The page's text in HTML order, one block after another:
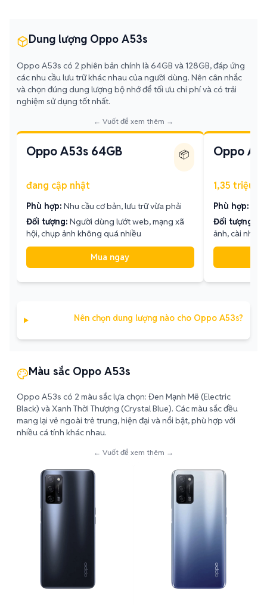
Dung lượng Oppo A53s
Oppo A53s có 2 phiên bản chính là 64GB và 128GB, đáp ứng
các nhu cầu lưu trữ khác nhau của người dùng. Nên cân nhắc
và chọn đúng dung lượng bộ nhớ để tối ưu chi phí và có trải
nghiệm sử dụng tốt nhất.
← Vuốt để xem thêm →
Oppo A53s 64GB 📦
đang cập nhật
Phù hợp: Nhu cầu cơ bản, lưu trữ vừa phải
Đối tượng: Người dùng lướt web, mạng xã
hội, chụp ảnh không quá nhiều
Mua ngay
Oppo
1,35 triệu -
Phù hợp:
Đối tượng:
ảnh, cài
Nên chọn dung lượng nào cho Oppo A53s?
Màu sắc Oppo A53s
Oppo A53s có 2 màu sắc lựa chọn: Đen Mạnh Mẽ (Electric
Black) và Xanh Thời Thượng (Crystal Blue). Các màu sắc đều
mang lại vẻ ngoài trẻ trung, hiện đại và nổi bật, phù hợp với
nhiều cá tính khác nhau.
← Vuốt để xem thêm →